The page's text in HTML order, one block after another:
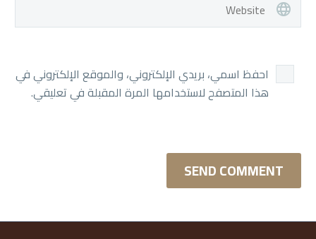
احفظ اسمي، بريدي الإلكتروني، والموقع الإلكتروني في
هذا المتصفح لاستخدامها المرة المقبلة في تعليقي.
SEND COMMENT